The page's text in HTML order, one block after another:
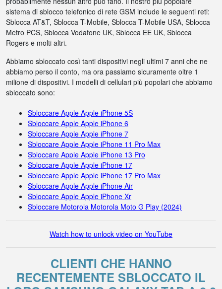
sistema di sblocco telefonico di rete GSM include le seguenti reti:
Sblocca AT&T, Sblocca T-Mobile, Sblocca T-Mobile USA, Sblocca
Metro PCS, Sblocca Vodafone UK, Sblocca EE UK, Sblocca
Rogers e molti altri.
Abbiamo sbloccato così tanti dispositivi negli ultimi 7 anni che ne
abbiamo perso il conto, ma ora passiamo sicuramente oltre 1
milione di dispositivi. I modelli di cellulari più popolari che abbiamo
sbloccato sono:
Sbloccare Apple Apple iPhone 5S
Sbloccare Apple Apple iPhone 6
Sbloccare Apple Apple iPhone 7
Sbloccare Apple Apple iPhone 11 Pro Max
Sbloccare Apple Apple iPhone 13 Pro
Sbloccare Apple Apple iPhone 17
Sbloccare Apple Apple iPhone 17 Pro Max
Sbloccare Apple Apple iPhone Air
Sbloccare Apple Apple iPhone Xr
Sbloccare Motorola Motorola Moto G Play (2024)
Watch how to unlock video on YouTube
CLIENTI CHE HANNO
RECENTEMENTE SBLOCCATO IL